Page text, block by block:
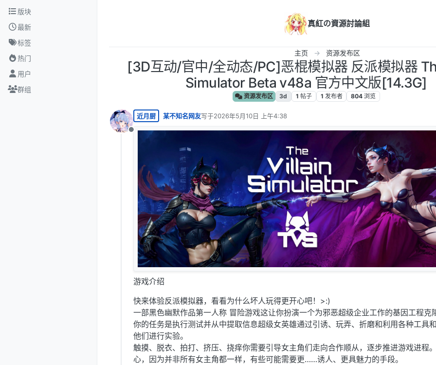
跳转至内容
版块
最新
标签
热门
用户
群组
真紅の資源討論組
主页 资源发布区
[3D互动/官中/全动态/PC]恶棍模拟器 反派模拟器
Simulator Beta v48a 官方中文版[14.3G]
资源发布区 3d 1 帖子 1 发布者 804 浏览
离线
近月厨 某不知名网友写于2026年5月10日 上午4:38
最后由 编辑
游戏介绍
快来体验反派模拟器，看看为什么坏人玩得更开心吧！>:)
一部黑色幽默作品第一人称 冒险游戏这让你扮演一个为邪恶超级企业工作的基因工程克
你的任务是执行测试并从中提取信息超级女英雄通过引诱、玩弄、折磨和利用各种工具
他们进行实验。
触摸、脱衣、拍打、挤压、挠痒你需要引导女主角们走向合作顺从，逐步推进游戏进程
心，因为并非所有女主角都一样，有些可能需要更……诱人、更具魅力的手段。